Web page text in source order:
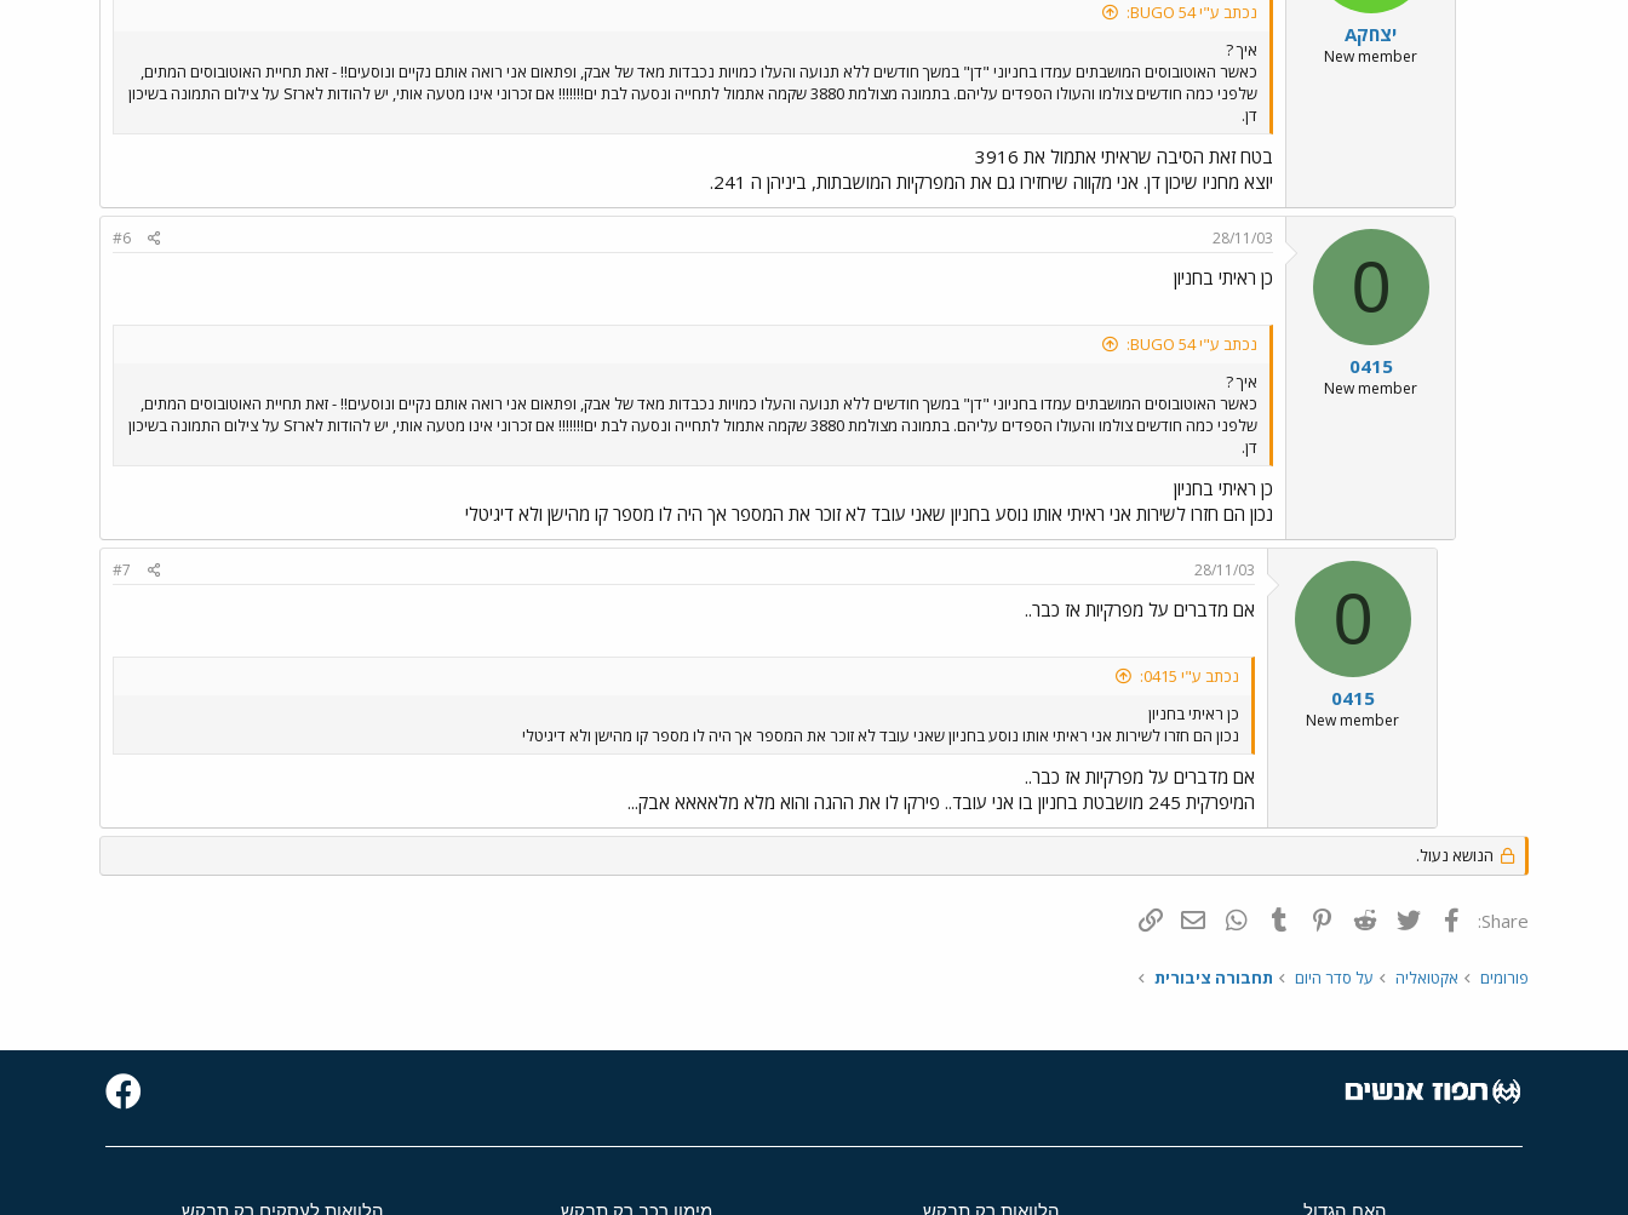
יצחקA
New member
נכתב ע"י BUGO 54:
איך ?
כאשר האוטובוסים המושבתים עמדו בחניוני "דן" במשך חודשים ללא תנועה והעלו כמויות נכבדות מאד של אבק, ופתאום אני רואה אותם נקיים ונוסעים!! - זאת תחיית האוטובוסים המתים,
שלפני כמה חודשים צולמו והעולו הספדים עליהם. בתמונה מצולמת 3880 שקמה אתמול לתחייה ונסעה לבת ים!!!!!!! אם זכרוני אינו מטעה אותי, יש להודות לארזS על צילום התמונה בשיכון
דן.
בטח זאת הסיבה שראיתי אתמול את 3916
יוצא מחניו שיכון דן. אני מקווה שיחזירו גם את המפרקיות המושבתות, ביניהן ה 241.
0
0415
New member
28/11/03
#6
כן ראיתי בחניון
נכתב ע"י BUGO 54:
איך ?
כאשר האוטובוסים המושבתים עמדו בחניוני "דן" במשך חודשים ללא תנועה והעלו כמויות נכבדות מאד של אבק, ופתאום אני רואה אותם נקיים ונוסעים!! - זאת תחיית האוטובוסים המתים,
שלפני כמה חודשים צולמו והעולו הספדים עליהם. בתמונה מצולמת 3880 שקמה אתמול לתחייה ונסעה לבת ים!!!!!!! אם זכרוני אינו מטעה אותי, יש להודות לארזS על צילום התמונה בשיכון
דן.
כן ראיתי בחניון
נכון הם חזרו לשירות אני ראיתי אותו נוסע בחניון שאני עובד לא זוכר את המספר אך היה לו מספר קו מהישן ולא דיגיטלי
0
0415
New member
28/11/03
#7
אם מדברים על מפרקיות אז כבר..
נכתב ע"י 0415:
כן ראיתי בחניון
נכון הם חזרו לשירות אני ראיתי אותו נוסע בחניון שאני עובד לא זוכר את המספר אך היה לו מספר קו מהישן ולא דיגיטלי
אם מדברים על מפרקיות אז כבר..
המיפרקית 245 מושבטת בחניון בו אני עובד.. פירקו לו את ההגה והוא מלא מלאאאא אבק...
הנושא נעול.
Share: פייסבוק Twitter
Reddit
Pinterest
Tumblr
WhatsAppדואר אלקטרוני
פורומים אקטואליה על סדר היום תחבורה ציבורית
האח הגדול הלוואות רק תבקש מימון רכב רק תבקש הלוואות לעסקים רק תבקש